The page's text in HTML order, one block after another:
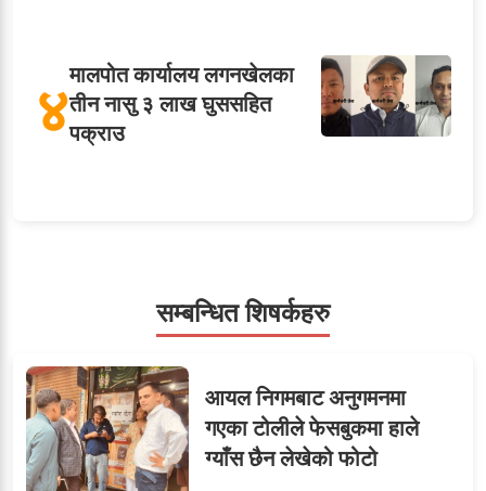
४मालपोत कार्यालय लगनखेलका
तीन नासु ३ लाख घुससहित
पक्राउ
६सहसचिवमा प्रथम भएका
विजयकुमार शर्माको लोकसेवा
टिप्स
सम्बन्धित शिषर्कहरु
आयल निगमबाट अनुगमनमा
गएका टोलीले फेसबुकमा हाले
ग्याँस छैन लेखेको फोटो